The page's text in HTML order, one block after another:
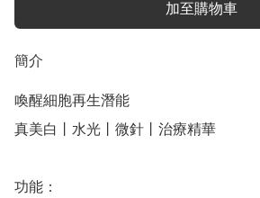
加至購物車
簡介
喚醒細胞再生潛能
真美白丨水光丨微針丨治療精華
功能：